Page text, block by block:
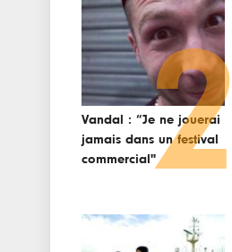
Vandal : “Je ne jouerai
jamais dans un festival
commercial"2